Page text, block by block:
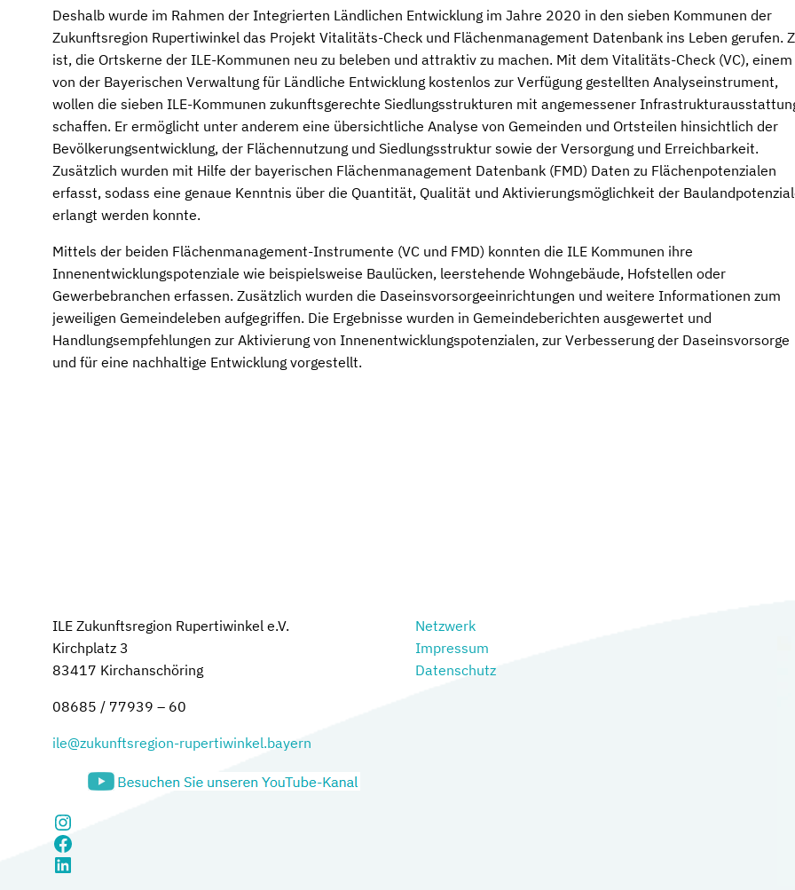
Deshalb wurde im Rahmen der Integrierten Ländlichen Entwicklung im Jahre 2020 in den sieben Kommunen der
Zukunftsregion Rupertiwinkel das Projekt Vitalitäts-Check und Flächenmanagement Datenbank ins Leben gerufen.
ist, die Ortskerne der ILE-Kommunen neu zu beleben und attraktiv zu machen. Mit dem Vitalitäts-Check (VC), einem
von der Bayerischen Verwaltung für Ländliche Entwicklung kostenlos zur Verfügung gestellten Analyseinstrument,
wollen die sieben ILE-Kommunen zukunftsgerechte Siedlungsstrukturen mit angemessener
schaffen. Er ermöglicht unter anderem eine übersichtliche Analyse von Gemeinden und Ortsteilen hinsichtlich der
Bevölkerungsentwicklung, der Flächennutzung und Siedlungsstruktur sowie der Versorgung und Erreichbarkeit.
Zusätzlich wurden mit Hilfe der bayerischen Flächenmanagement Datenbank (FMD) Daten zu Flächenpotenzialen
erfasst, sodass eine genaue Kenntnis über die Quantität, Qualität und Aktivierungsmöglichkeit der
erlangt werden konnte.
Mittels der beiden Flächenmanagement-Instrumente (VC und FMD) konnten die ILE Kommunen ihre
Innenentwicklungspotenziale wie beispielsweise Baulücken, leerstehende Wohngebäude, Hofstellen oder
Gewerbebranchen erfassen. Zusätzlich wurden die Daseinsvorsorgeeinrichtungen und weitere Informationen zum
jeweiligen Gemeindeleben aufgegriffen. Die Ergebnisse wurden in Gemeindeberichten ausgewertet und
Handlungsempfehlungen zur Aktivierung von Innenentwicklungspotenzialen, zur Verbesserung der Daseinsvorsorge
und für eine nachhaltige Entwicklung vorgestellt.
ILE Zukunftsregion Rupertiwinkel e.V.
Kirchplatz 3
83417 Kirchanschöring
08685 / 77939 – 60
ile@zukunftsregion-rupertiwinkel.bayern
Instagram
Facebook
LinkedIn
Netzwerk
Impressum
Datenschutz